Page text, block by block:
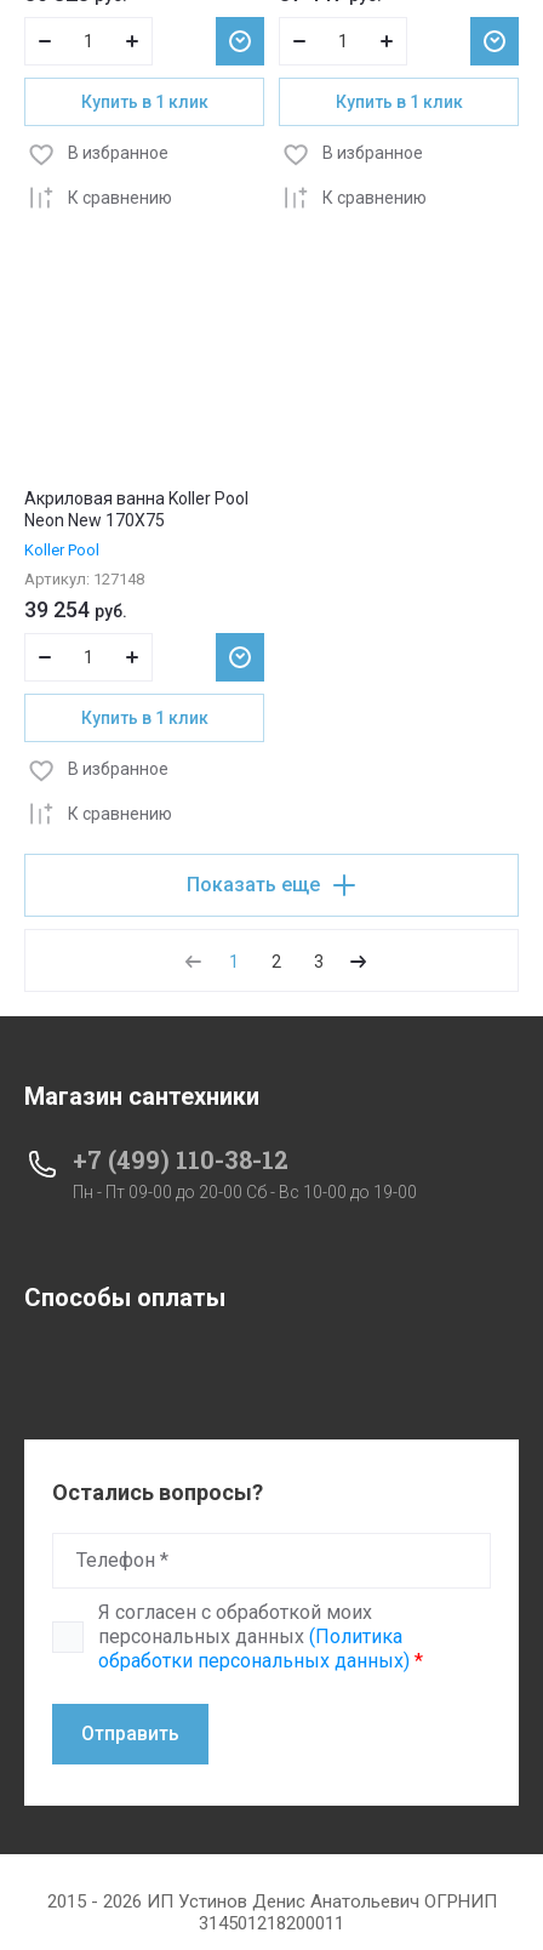
Купить в 1 клик
К сравнению
В избранное
Купить в 1 клик
К сравнению
В избранное
Акриловая ванна Koller Pool
Neon New 170X75
Koller Pool
Артикул: 127148
39 254 руб.
Купить в 1 клик
К сравнению
В избранное
Показать еще
1 2 3
Магазин сантехники
+7 (499) 110-38-12
Пн - Пт 09-00 до 20-00 Сб - Вс 10-00 до 19-00
Способы оплаты
Остались вопросы?
Я согласен с обработкой моих
персональных данных (Политика
обработки персональных данных) *
Отправить
2015 - 2026 ИП Устинов Денис Анатольевич ОГРНИП
314501218200011